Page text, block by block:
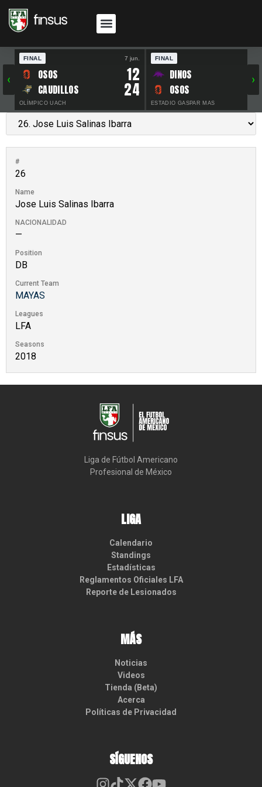
‹
FINAL 7 jun.
OSOS 12
CAUDILLOS 24
OLÍMPICO UACH
FINAL
DINOS
OSOS
ESTADIO GASPAR MAS
›
#
26
Name
Jose Luis Salinas Ibarra
NACIONALIDAD
—
Position
DB
Current Team
MAYAS
Leagues
LFA
Seasons
2018
Liga de Fútbol Americano
Profesional de México
LIGA
Calendario
Standings
Estadísticas
Reglamentos Oficiales LFA
Reporte de Lesionados
MÁS
Noticias
Videos
Tienda (Beta)
Acerca
Políticas de Privacidad
SÍGUENOS